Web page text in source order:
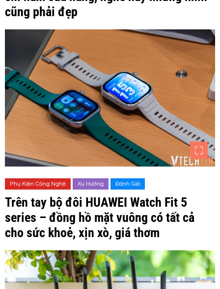
cũng phải đẹp
Phụ Kiện Công Nghệ Xu Hướng Đánh Giá
Trên tay bộ đôi HUAWEI Watch Fit 5
series – đồng hồ mặt vuông có tất cả
cho sức khoẻ, xịn xò, giá thơm